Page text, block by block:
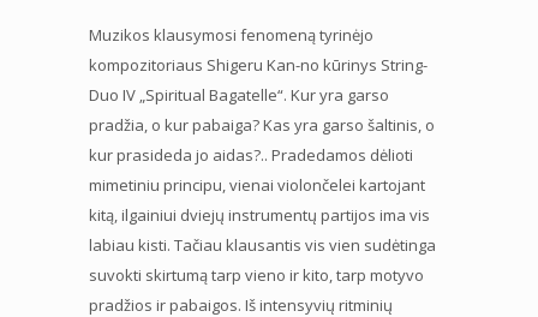
Muzikos klausymosi fenomeną tyrinėjo
kompozitoriaus Shigeru Kan-no kūrinys String-
Duo IV „Spiritual Bagatelle“. Kur yra garso
pradžia, o kur pabaiga? Kas yra garso šaltinis, o
kur prasideda jo aidas?.. Pradedamos dėlioti
mimetiniu principu, vienai violončelei kartojant
kitą, ilgainiui dviejų instrumentų partijos ima vis
labiau kisti. Tačiau klausantis vis vien sudėtinga
suvokti skirtumą tarp vieno ir kito, tarp motyvo
pradžios ir pabaigos. Iš intensyvių ritminių